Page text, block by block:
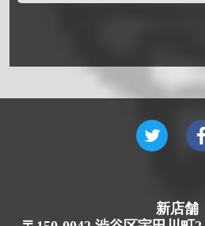
新店舗